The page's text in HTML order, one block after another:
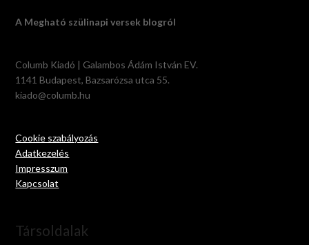
A Megható szülinapi versek blogról
Columb Kiadó | Galambos Ádám István EV.
1141 Budapest, Bazsarózsa utca 55.
kiado@columb.hu
Cookie szabályozás
Adatkezelés
Impresszum
Kapcsolat
Társoldalak